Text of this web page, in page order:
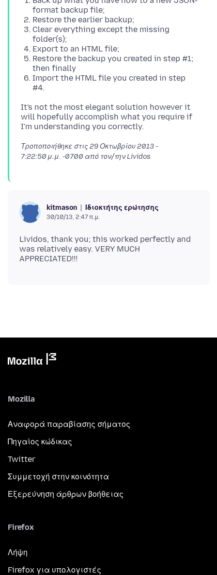
format backup file;
Restore the earlier backup;
Clear everything except the missing
folder(s);
Export to an HTML file;
Restore the backup you created in step #1;
then finally
Import the HTML file you created in step
#4.
It's not the most elegant solution however it
will hopefully accomplish what you require if
Τροποποιήθηκε στις 29 Οκτωβρίου 2013 -
7:22:50 μ.μ. -0700 από τον/την Lividos
kitmason Ιδιοκτήτης ερώτησης
30/10/13, 2:47 π.μ.
Lividos, thank you; this worked perfectly and
was relatively easy. VERY MUCH
Mozilla
Αναφορά παραβίασης σήματος
Πηγαίος κώδικας
Twitter
Συμμετοχή στην κοινότητα
Εξερεύνηση άρθρων βοήθειας
Firefox
Λήψη
Firefox για υπολογιστές